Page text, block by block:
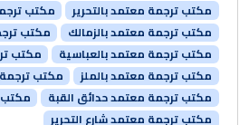
مكتب ترجمة معتمد بالتحرير
مكتب
مكتب ترجمة معتمد بالزمالك
مكتب
مكتب ترجمة معتمد بالعباسية
مكتب
مكتب ترجمة معتمد بالملز
مكتب
مكتب ترجمة معتمد حدائق القبة
مكتب ترجمة معتمد شارع التحرير